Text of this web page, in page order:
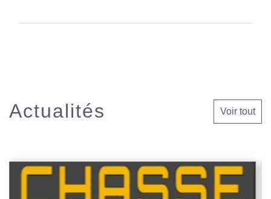
Actualités Voir tout